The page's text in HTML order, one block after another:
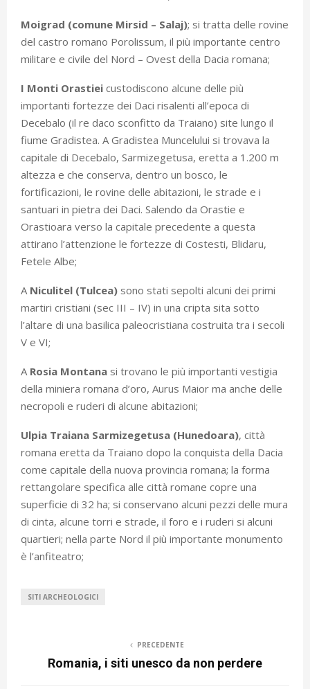
Moigrad (comune Mirsid – Salaj); si tratta delle rovine
del castro romano Porolissum, il più importante centro
militare e civile del Nord – Ovest della Dacia romana;
I Monti Orastiei custodiscono alcune delle più
importanti fortezze dei Daci risalenti all’epoca di
Decebalo (il re daco sconfitto da Traiano) site lungo il
fiume Gradistea. A Gradistea Muncelului si trovava la
capitale di Decebalo, Sarmizegetusa, eretta a 1.200 m
altezza e che conserva, dentro un bosco, le
fortificazioni, le rovine delle abitazioni, le strade e i
santuari in pietra dei Daci. Salendo da Orastie e
Orastioara verso la capitale precedente a questa
attirano l’attenzione le fortezze di Costesti, Blidaru,
Fetele Albe;
A Niculitel (Tulcea) sono stati sepolti alcuni dei primi
martiri cristiani (sec III – IV) in una cripta sita sotto
l’altare di una basilica paleocristiana costruita tra i secoli
V e VI;
A Rosia Montana si trovano le più importanti vestigia
della miniera romana d’oro, Aurus Maior ma anche delle
necropoli e ruderi di alcune abitazioni;
Ulpia Traiana Sarmizegetusa (Hunedoara), città
romana eretta da Traiano dopo la conquista della Dacia
come capitale della nuova provincia romana; la forma
rettangolare specifica alle città romane copre una
superficie di 32 ha; si conservano alcuni pezzi delle mura
di cinta, alcune torri e strade, il foro e i ruderi si alcuni
quartieri; nella parte Nord il più importante monumento
è l’anfiteatro;
SITI ARCHEOLOGICI
PRECEDENTE
Romania, i siti unesco da non perdere